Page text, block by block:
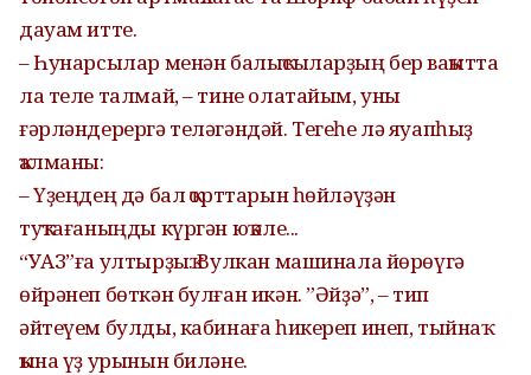
дауам итте.
– Һунарсылар менән балыҡсыларҙың бер ваҡытта
ла теле талмай, – тине олатайым, уны
ғәрләндерергә теләгәндәй. Тегеһе лә яуапһыҙ
ҡалманы:
– Үҙеңдең дә бал ҡорттарын һөйләүҙән
туҡтағаныңды күргән юҡ әле...
“УАЗ”ға ултырҙыҡ. Вулкан машинала йөрөүгә
өйрәнеп бөткән булған икән. ”Әйҙә”, – тип
әйтеүем булды, кабинаға һикереп инеп, тыйнаҡ
ҡына үҙ урынын биләне.